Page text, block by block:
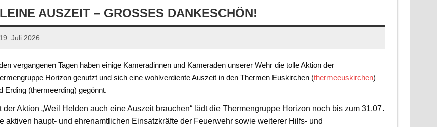
AUSZEIT – GROSSES DANKESCHÖN!
19. Juli 2026
vergangenen Tagen haben einige Kameradinnen und Kameraden unserer Wehr die tolle Aktion der
Horizon genutzt und sich eine wohlverdiente Auszeit in den Thermen Euskirchen (thermeeuskirchen)
Erding (thermeerding) gegönnt.
der Aktion „Weil Helden auch eine Auszeit brauchen“ lädt die Thermengruppe Horizon noch bis zum 31.07.
aktiven haupt- und ehrenamtlichen Einsatzkräfte der Feuerwehr sowie weiterer Hilfs- und